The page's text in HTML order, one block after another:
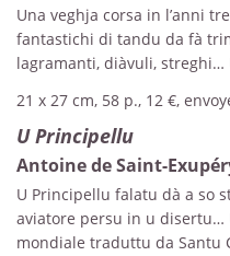
Una veghja corsa in l’anni
fantastichi di tandu da fà
lagramanti, diàvuli, streghi…
21 x 27 cm, 58 p., 12 €,
U Principellu
Antoine de Saint-
U Principellu falatu dà a so
aviatore persu in u disertu…
mondiale traduttu da Santu